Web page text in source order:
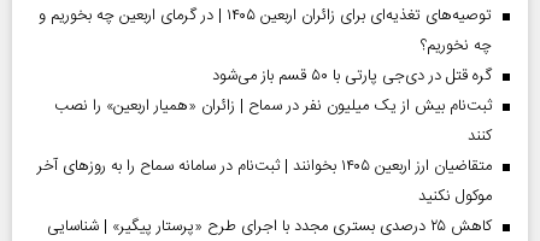
توصیه‌های تغذیه‌ای برای زائران اربعین ۱۴۰۵ | در گرمای اربعین چه بخوریم و
چه نخوریم؟
گره قتل در دی‌جی پارتی با ۵۰ قسم باز می‌شود
ثبت‌نام بیش از یک میلیون نفر در سماح | زائران «همیار اربعین» را نصب
کنند
متقاضیان ارز اربعین ۱۴۰۵ بخوانند | ثبت‌نام در سامانه سماح را به روز‌های آخر
موکول نکنید
کاهش ۲۵ درصدی بستری مجدد با اجرای طرح «پرستار پیگیر» | شناسایی